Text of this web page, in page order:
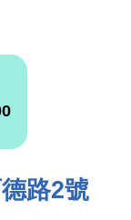
路2號